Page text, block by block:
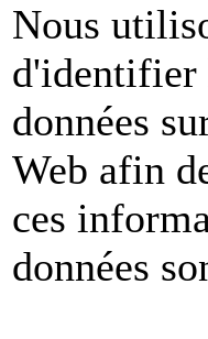
Nous
d'identifier
données
Web afin
ces
données